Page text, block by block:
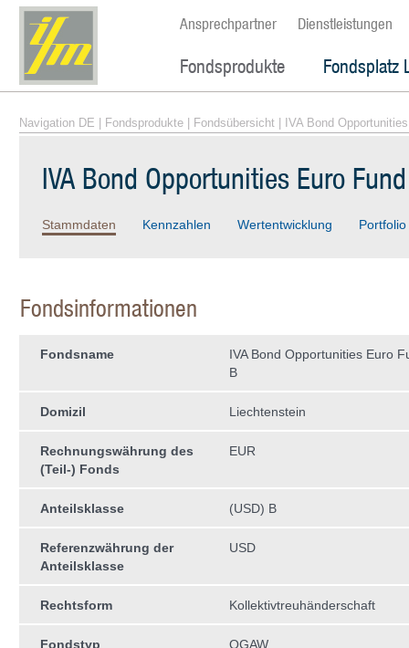
Ansprechpartner Dienstleistungen
Fondsprodukte Fondsplatz
Navigation DE Fondsprodukte Fondsübersicht | IVA Bond
IVA Bond Opportunities Euro
Stammdaten Kennzahlen Wertentwicklung Portfolio
Fondsinformationen
Fondsname
IVA Bond Opportunities Euro
B
Domizil Liechtenstein
Rechnungswährung des
(Teil-) Fonds
EUR
Anteilsklasse (USD) B
Referenzwährung der
Anteilsklasse
USD
Rechtsform Kollektivtreuhän­derschaft
Fondstyp OGAW